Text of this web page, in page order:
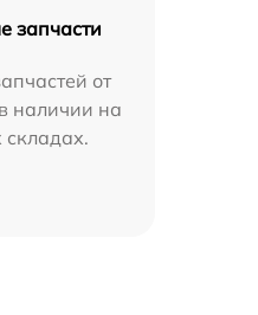
запчасти
от
наличии на
складах.